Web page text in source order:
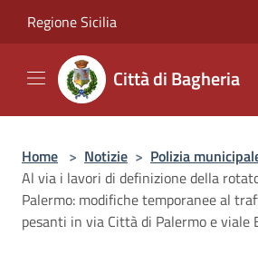
Regione Sicilia
Città di Bagheria
Home > Notizie > Polizia
Al via i lavori di definizione della
Palermo: modifiche temporanee al
pesanti in via Città di Palermo e viale